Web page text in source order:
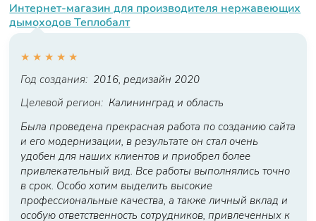
Интернет-магазин для производителя нержавеющих
дымоходов Теплобалт
★ ★ ★ ★ ★
Год создания: 2016, редизайн 2020
Целевой регион: Калининград и область
Была проведена прекрасная работа по созданию сайта
и его модернизации, в результате он стал очень
удобен для наших клиентов и приобрел более
привлекательный вид. Все работы выполнялись точно
в срок. Особо хотим выделить высокие
профессиональные качества, а также личный вклад и
особую ответственность сотрудников, привлеченных к